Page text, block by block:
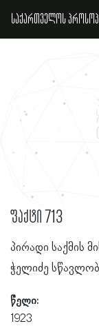
საქართველოს
ფაქტი 713
პირადი საქმის
ჭელიძე
წელი:
1923